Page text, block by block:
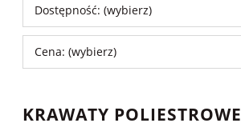
Dostępność: (wybierz)
Cena: (wybierz)
KRAWATY POLIESTROWE